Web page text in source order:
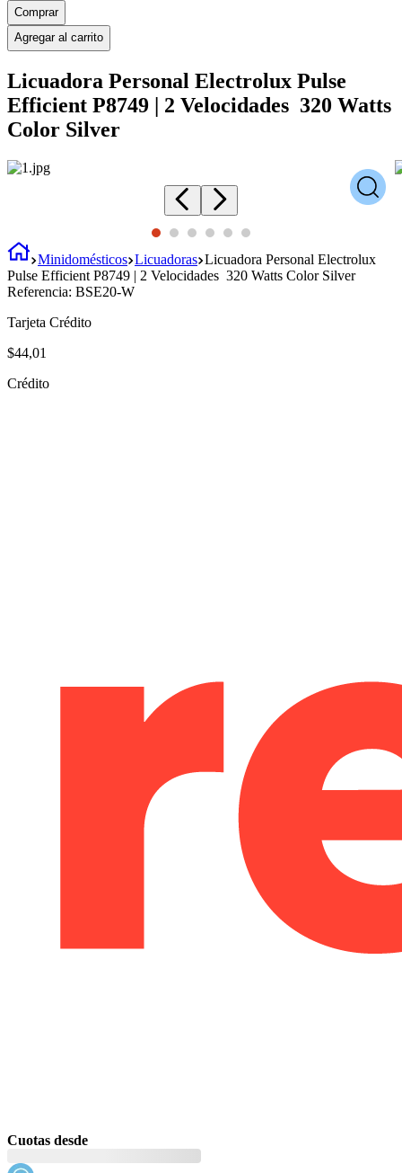
Comprar
Agregar al carrito
Licuadora Personal Electrolux Pulse
Efficient P8749 | 2 Velocidades 320 Watts
Color Silver
Minidomésticos Licuadoras Licuadora Personal Electrolux
Pulse Efficient P8749 | 2 Velocidades 320 Watts Color Silver
Referencia: BSE20-W
Tarjeta Crédito
$44,01
Crédito
Cuotas desde